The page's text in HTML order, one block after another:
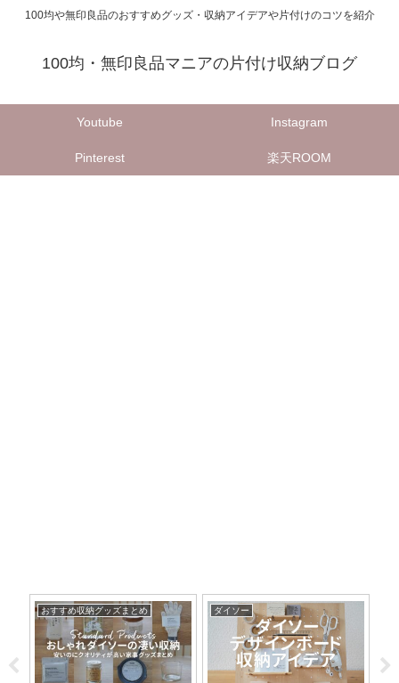
100均や無印良品のおすすめグッズ・収納アイデアや片付けのコツを紹介
100均・無印良品マニアの片付け収納ブログ
Youtube Instagram
Pinterest 楽天ROOM
おすすめ収納グッズまとめ ダイソー